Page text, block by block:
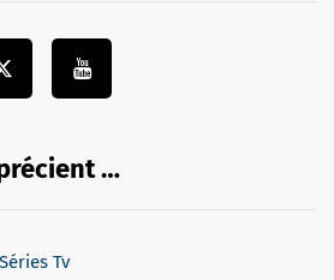
…
Séries Tv